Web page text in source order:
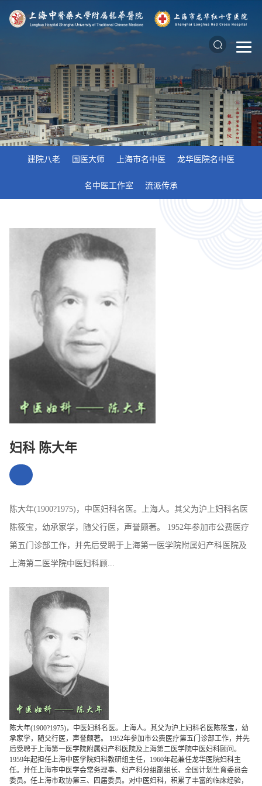
建院八老 国医大师 上海市名中医 龙华医院名中医
名中医工作室 流派传承
妇科 陈大年
陈大年(1900?1975)，中医妇科名医。上海人。其父为沪上妇科名医
陈筱宝，幼承家学，随父行医，声誉颇著。 1952年参加市公费医疗
第五门诊部工作，并先后受聘于上海第一医学院附属妇产科医院及
上海第二医学院中医妇科顾...
陈大年(1900?1975)，中医妇科名医。上海人。其父为沪上妇科名医陈筱宝，幼
承家学，随父行医，声誉颇著。 1952年参加市公费医疗第五门诊部工作，并先
后受聘于上海第一医学院附属妇产科医院及上海第二医学院中医妇科顾问。
1959年起担任上海中医学院妇科教研组主任，1960年起兼任龙华医院妇科主
任。并任上海市中医学会常务理事、妇产科分组副组长、全国计划生育委员会
委员。任上海市政协第三、四届委员。对中医妇科，积累了丰富的临床经验，